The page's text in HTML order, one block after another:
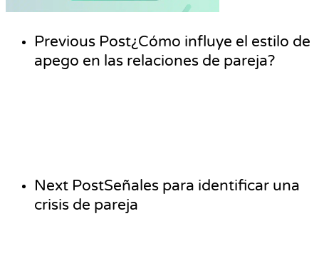
Previous Post¿Cómo influye el estilo de
apego en las relaciones de pareja?
Next PostSeñales para identificar una
crisis de pareja